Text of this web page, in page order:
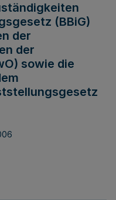
(BBiG)
der
der
sowie die